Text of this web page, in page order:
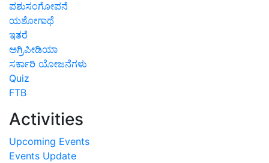
ಪಶುಸಂಗೋಪನೆ
ಯಶೋಗಾಥೆ
ಇತರೆ
ಅಗ್ರಿಪೀಡಿಯಾ
ಸರ್ಕಾರಿ ಯೋಜನೆಗಳು
Quiz
FTB
Activities
Upcoming Events
Events Update